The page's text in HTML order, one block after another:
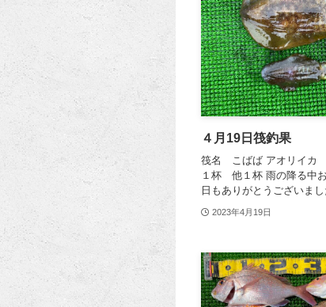
４月19日筏釣果
筏名 こばば アオリイカ
１杯 他１杯 雨の降る中
日もありがとうございまし
2023年4月19日